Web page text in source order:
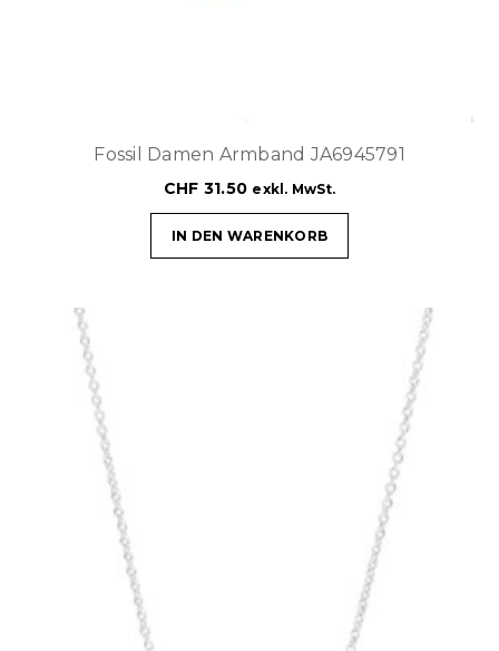
Fossil Damen Armband JA6945791
CHF 31.50 exkl. MwSt.
IN DEN WARENKORB